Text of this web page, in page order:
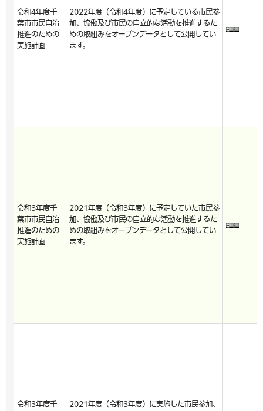
令和4年度千
葉市市民自治
推進のための
実施計画
2022年度（令和4年度）に予定している市民参
加、協働及び市民の自立的な活動を推進するた
めの取組みをオープンデータとして公開してい
ます。
令和3年度千
葉市市民自治
推進のための
実施計画
2021年度（令和3年度）に予定していた市民参
加、協働及び市民の自立的な活動を推進するた
めの取組みをオープンデータとして公開してい
ます。
令和3年度千
2021年度（令和3年度）に実施した市民参加、